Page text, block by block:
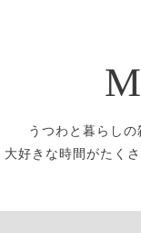
うつわと暮らし
好きな時間がたく